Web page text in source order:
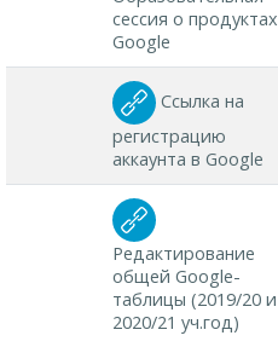
сессия о продуктах
Google
Ссылка на
регистрацию
аккаунта в Google
Редактирование
общей Google-
таблицы (2019/20 и
2020/21 уч.год)